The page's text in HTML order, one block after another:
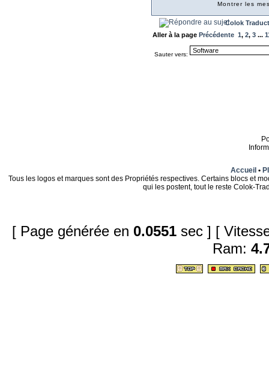
Montrer les
Colok
Aller à la page Précédente 1, 2, 3 ...
Sauter vers:
Accueil •
Tous les logos et marques sont des Propriétés respectives. Certains blocs et
qui les postent, tout le reste Colok-
[ Page générée en 0.0551 sec ] [
Ram: